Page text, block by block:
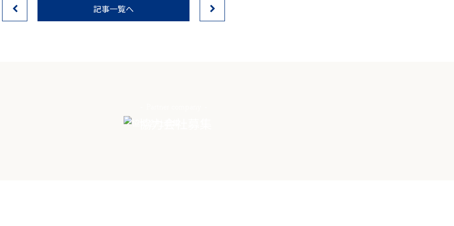
記事一覧へ